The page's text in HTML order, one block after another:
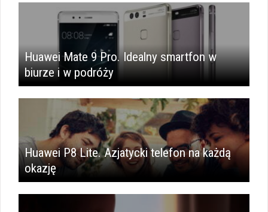
Huawei Mate 9 Pro. Idealny smartfon w
biurze i w podróży
Huawei P8 Lite. Azjatycki telefon na każdą
okazję